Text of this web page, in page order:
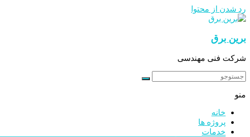
رد شدن از محتوا
برین برق
شرکت فنی مهندسی
منو
خانه
پروژه ها
خدمات